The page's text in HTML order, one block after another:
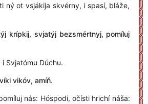
ný ot vsjákija skvérny, i spasí, bláže,
krípkij, svjatýj bezsmértnyj, pomíluj
Svjatómu Dúchu.
vikóv, amíň.
nás: Hóspodi, očísti hrichí náša: